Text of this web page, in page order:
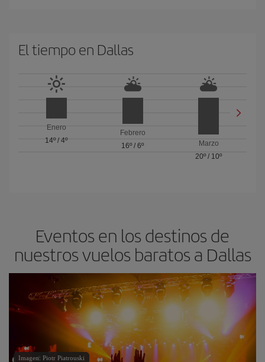
El tiempo en Dallas
Enero
14º/4º
Febrero
16º / 6º
Marzo
20º / 10º
Eventos en los destinos de
nuestros vuelos baratos a Dallas
Imagen: Piotr Piatrouski